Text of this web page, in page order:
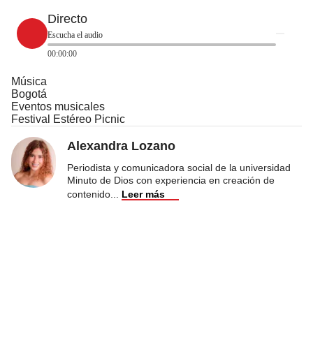
Directo
Escucha el audio
00:00:00
Música
Bogotá
Eventos musicales
Festival Estéreo Picnic
Alexandra Lozano
Periodista y comunicadora social de la universidad
Minuto de Dios con experiencia en creación de
contenido
Leer más